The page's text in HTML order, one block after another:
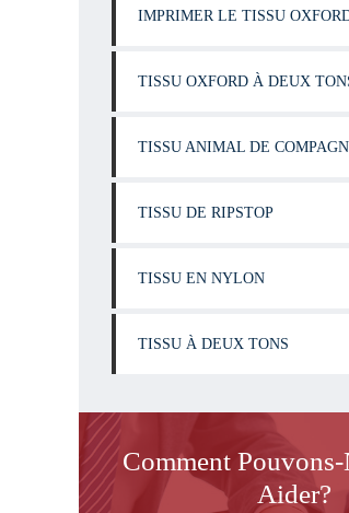
IMPRIMER LE TISSU
TISSU OXFORD À DEUX
TISSU ANIMAL DE
TISSU DE RIPSTOP
TISSU EN NYLON
TISSU À DEUX TONS
Comment
Aider?